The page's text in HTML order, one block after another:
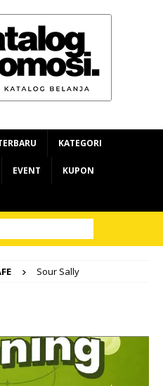
KATEGORI
EVENT KUPON
Sour Sally